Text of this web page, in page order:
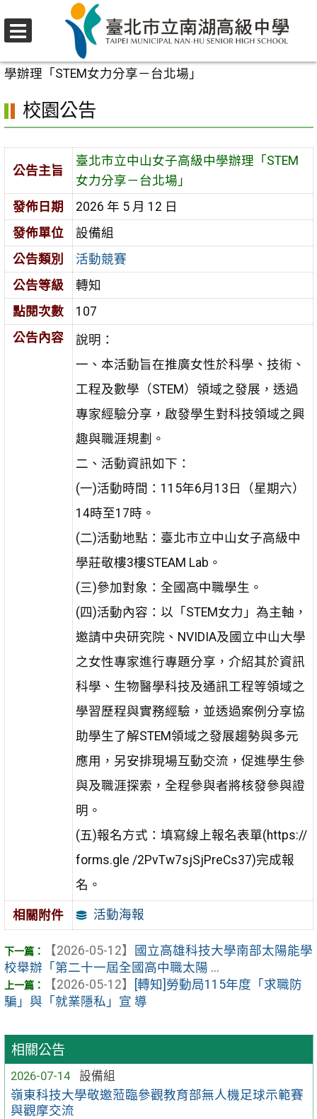
至
要
區
校園公告
學辦理「STEM女力分享－台北場」
相關公告
2026-07-14
設備組
嶺東科技大學敬邀蒞臨參觀教育部無人機足球示範賽
與觀摩交流
校園公告
公告主旨
臺北市立中山女子高級中學辦理「STEM
女力分享－台北場」
發佈日期
2026 年 5 月 12 日
發佈單位
設備組
公告類別
活動競賽
公告等級
轉知
點閱次數
107
公告內容
說明：
一、本活動旨在推廣女性於科學、技術、
工程及數學（STEM）領域之發展，透過
專家經驗分享，啟發學生對科技領域之興
趣與職涯規劃。
二、活動資訊如下：
(一)活動時間：115年6月13日（星期六）
14時至17時。
(二)活動地點：臺北市立中山女子高級中
學莊敬樓3樓STEAM Lab。
(三)參加對象：全國高中職學生。
(四)活動內容：以「STEM女力」為主軸，
邀請中央研究院、NVIDIA及國立中山大學
之女性專家進行專題分享，介紹其於資訊
科學、生物醫學科技及通訊工程等領域之
學習歷程與實務經驗，並透過案例分享協
助學生了解STEM領域之發展趨勢與多元
應用，另安排現場互動交流，促進學生參
與及職涯探索，全程參與者將核發參與證
明。
(五)報名方式：填寫線上報名表單(https://
forms.gle /2PvTw7sjSjPreCs37)完成報
名。
相關附件 活動海報
【2026-05-12】
國立高雄科技大學南部太陽能學
校舉辦「第二十一屆全國高中職太陽 ...
【2026-05-12】
[轉知]勞動局115年度「求職防
騙」與「就業隱私」宣 導
選
單